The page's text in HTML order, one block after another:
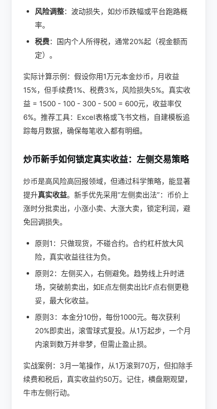
风险调整：波动损失，如炒币跌幅或平台跑路概
率。
税费：国内个人所得税，通常20%起（视金额而
定）。
实际计算示例：假设你用1万元本金炒币，月收益
15%，但手续费1%、税费3%，风险损失5%。真实收
益 = 1500 - 100 - 300 - 500 = 600元，收益率仅
6%。推荐工具：Excel表格或飞书文档，自建模板追
踪每月数据，确保每笔收入都有明细。
炒币新手如何锁定真实收益：左侧交易策略
炒币是高风险高回报领域，但通过科学策略，能显著
提升真实收益。新手优先采用“左侧卖出法”：币价上
涨时分批卖出，小涨小卖、大涨大卖，锁定利润，避
免回调损失。
原则1：只做现货，不碰合约。合约杠杆放大风
险，真实收益往往为负。
原则2：左侧买入，右侧避免。趋势线上升时进
场，突破前卖出，如E点左侧卖出比F点右侧更稳
妥，最大化收益。
原则3：本金分10份，每份1000元。每次获利
20%即卖出，滚雪球式复投。从1万起步，一个月
内滚到数万并非梦，但需止盈止损。
实战案例：3月一笔操作，从1万滚到70万，但扣除手
续费和税后，真实收益约50万。记住，横盘期观望，
牛市左侧行动。